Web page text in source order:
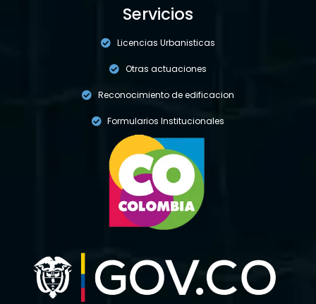
Servicios
Licencias Urbanisticas
Otras actuaciones
Reconocimiento de edificacion
Formularios Institucionales